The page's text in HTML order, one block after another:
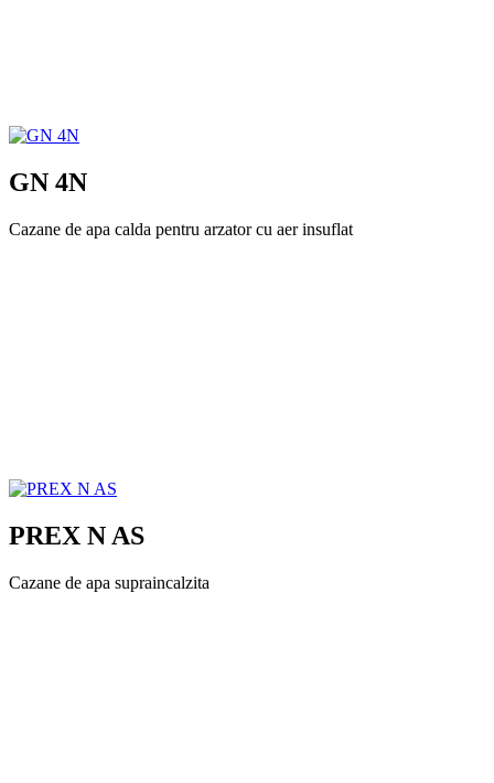
GN 4N
Cazane de apa calda pentru arzator cu aer insuflat
PREX N AS
Cazane de apa supraincalzita